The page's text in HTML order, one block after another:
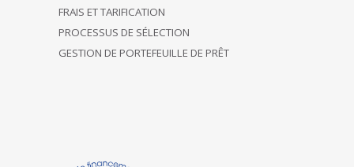
FRAIS ET TARIFICATION
PROCESSUS DE SÉLECTION
GESTION DE PORTEFEUILLE DE PRÊT